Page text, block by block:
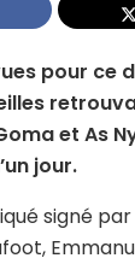
pour ce
et As
jour.
signé